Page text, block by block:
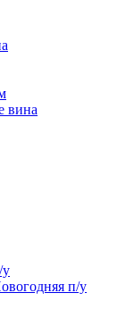
вина
у
п/у